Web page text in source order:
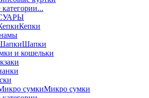
категории...
Кепки
Шапки
и кошельки
Микро сумки